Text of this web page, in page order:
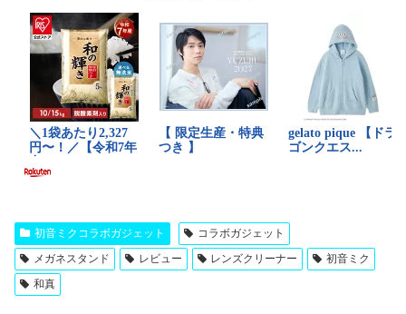
初音ミクコラボガジェット
コラボガジェット
メガネスタンド
レビュー レンズクリーナー
初音ミク
和真